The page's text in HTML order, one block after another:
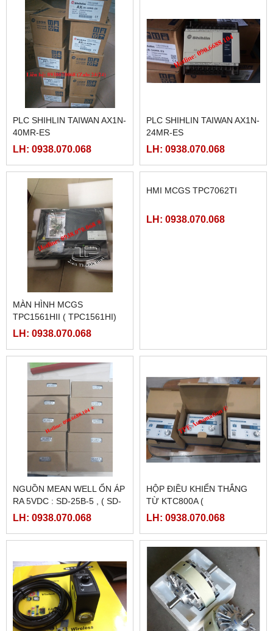
PLC SHIHLIN TAIWAN AX1N-
40MR-ES
LH: 0938.070.068
PLC SHIHLIN TAIWAN AX1N-
24MR-ES
LH: 0938.070.068
MÀN HÌNH MCGS
TPC1561HII ( TPC1561HI)
LH: 0938.070.068
NGUỒN MEAN WELL ỔN ÁP
RA 5VDC : SD-25B-5 , ( SD-
25B-12, SD-25B-24)
LH: 0938.070.068
HỘP ĐIỀU KHIỂN THẮNG
TỪ KTC800A (
24VDC/4AMPE)
LH: 0938.070.068